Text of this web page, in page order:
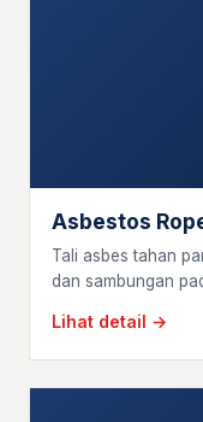
Asbestos
Tali asbes tahan
dan sambungan
Lihat detail →